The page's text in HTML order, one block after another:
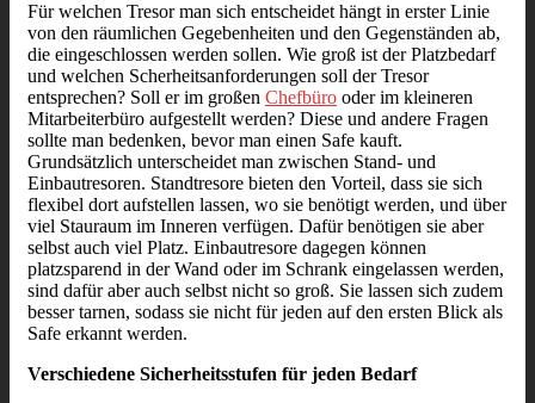
Für welchen Tresor man sich entscheidet hängt in erster Linie
von den räumlichen Gegebenheiten und den Gegenständen ab,
die eingeschlossen werden sollen. Wie groß ist der Platzbedarf
und welchen Scherheitsanforderungen soll der Tresor
entsprechen? Soll er im großen Chefbüro oder im kleineren
Mitarbeiterbüro aufgestellt werden? Diese und andere Fragen
sollte man bedenken, bevor man einen Safe kauft.
Grundsätzlich unterscheidet man zwischen Stand- und
Einbautresoren. Standtresore bieten den Vorteil, dass sie sich
flexibel dort aufstellen lassen, wo sie benötigt werden, und über
viel Stauraum im Inneren verfügen. Dafür benötigen sie aber
selbst auch viel Platz. Einbautresore dagegen können
platzsparend in der Wand oder im Schrank eingelassen werden,
sind dafür aber auch selbst nicht so groß. Sie lassen sich zudem
besser tarnen, sodass sie nicht für jeden auf den ersten Blick als
Safe erkannt werden.
Verschiedene Sicherheitsstufen für jeden Bedarf